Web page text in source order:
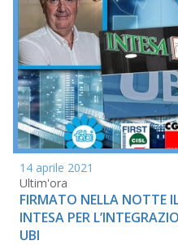
14 aprile 2021
Ultim'ora
FIRMATO NELLA NOTTE
INTESA PER
UBI